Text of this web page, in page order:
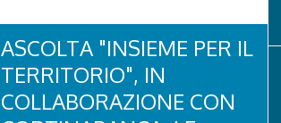
ASCOLTA "INSIEME PER IL
TERRITORIO", IN
COLLABORAZIONE CON